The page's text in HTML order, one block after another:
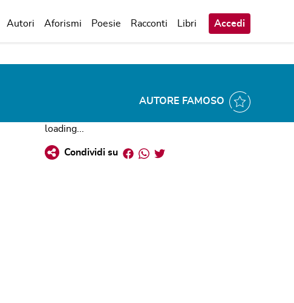
Autori Aforismi Poesie Racconti Libri Accedi
AUTORE FAMOSO
loading...
Condividi su Facebook
Whatsapp
Twitter